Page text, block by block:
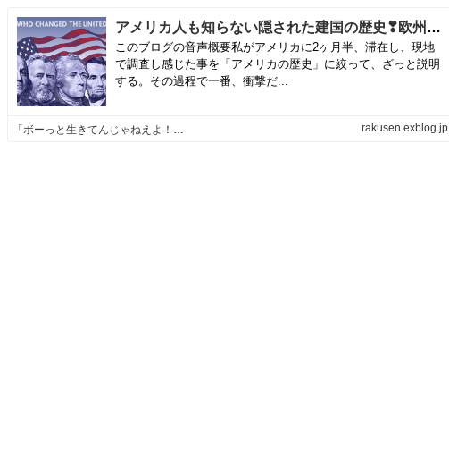
アメリカ人も知らない隠された建国の歴史❣欧州王族の株式会社❣古代に中国・日本からアメリカに渡ったユダヤ・インディアン❣博物館でわかったイエズス会の植民国の日本❣ | 「ボーっと生きてんじゃねえよ！」ブログ
このブログの音声概要私がアメリカに2ヶ月半、滞在し、現地
で調査し感じた事を「アメリカの歴史」に絞って、ざっと説明
する。その過程で一番、衝撃だ...
「ボーっと生きてんじゃねえよ！」ブログ rakusen.exblog.jp